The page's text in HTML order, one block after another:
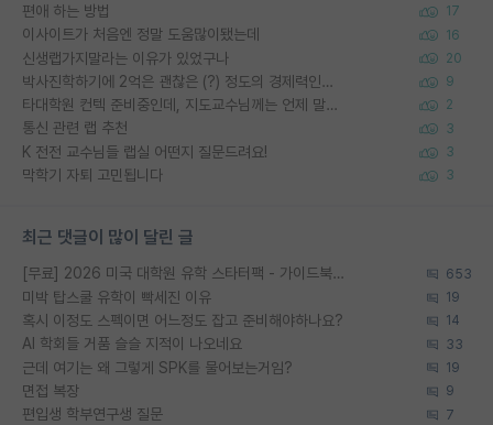
편애 하는 방법 17
이사이트가 처음엔 정말 도움많이됐는데 16
신생랩가지말라는 이유가 있었구나 20
박사진학하기에 2억은 괜찮은 (?) 정도의 경제력인가요 9
타대학원 컨텍 준비중인데, 지도교수님께는 언제 말씀드려야 할까요? 2
통신 관련 랩 추천 3
K 전전 교수님들 랩실 어떤지 질문드려요! 3
막학기 자퇴 고민됩니다 3
최근 댓글이 많이 달린 글
[무료] 2026 미국 대학원 유학 스타터팩 - 가이드북 & 합격자 컨택메일 템플릿 653
미박 탑스쿨 유학이 빡세진 이유 19
혹시 이정도 스펙이면 어느정도 잡고 준비해야하나요? 14
AI 학회들 거품 슬슬 지적이 나오네요 33
근데 여기는 왜 그렇게 SPK를 물어보는거임? 19
면접 복장 9
편입생 학부연구생 질문 7